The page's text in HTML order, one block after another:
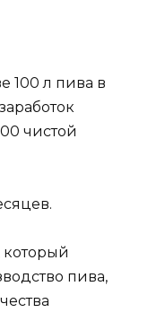
100 л пива в
чистой
который
пива,